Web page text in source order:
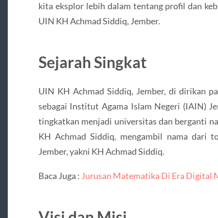
kita eksplor lebih dalam tentang profil dan
UIN KH Achmad Siddiq, Jember.
Sejarah Singkat
UIN KH Achmad Siddiq, Jember, di dirikan
sebagai Institut Agama Islam Negeri (IAIN)
tingkatkan menjadi universitas dan berganti
KH Achmad Siddiq, mengambil nama dari
Jember, yakni KH Achmad Siddiq.
Baca Juga : Jurusan Matematika Di Era Digital